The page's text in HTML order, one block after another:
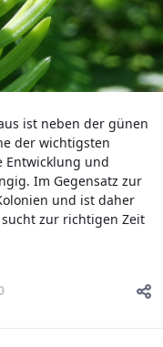
ist neben der günen
der wichtigsten
Entwicklung und
Im Gegensatz zur
und ist daher
zur richtigen Zeit